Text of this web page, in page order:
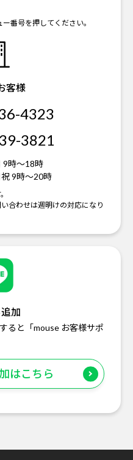
番号を押してください。
客様
4323
3821
9時～18時
9時～20時
合わせは週明けの対応になり
加
ると「mouse お客様サポ
はこちら